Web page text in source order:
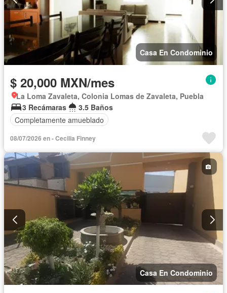
Casa En Condominio
$ 20,000 MXN/mes
La Loma Zavaleta, Colonia Lomas de Zavaleta, Puebla
3 Recámaras
3.5 Baños
Completamente amueblado
08/07/2026 en - Cecilia Finney
Casa En Condominio